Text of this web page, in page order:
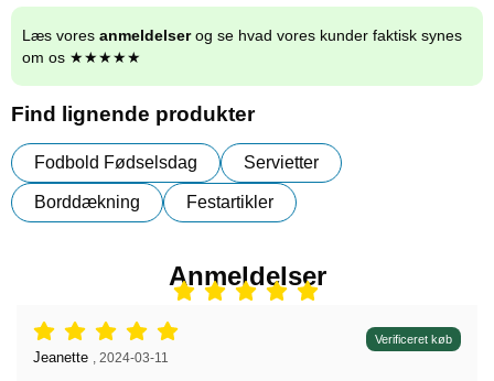
Læs vores anmeldelserog se hvad vores kunder faktisk synes
om os ★★★★★
Find lignende produkter
Fodbold Fødselsdag Servietter
Borddækning Festartikler
Anmeldelser
Anmeldelser: 5 stjerne af 5, Verificeret køb
Anmeldelser af:
Jeanette 2024-03-11